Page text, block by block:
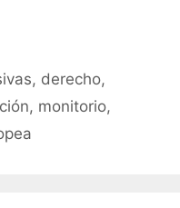
, derecho,
, monitorio,